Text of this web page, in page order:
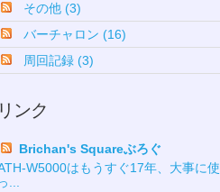
その他 (3)
バーチャロン (16)
周回記録 (3)
ンク
Brichan's Squareぶろぐ
W5000はもうすぐ17年、大事に使
...